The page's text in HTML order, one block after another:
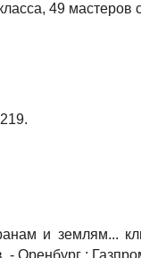
49 мастеров
и землям...